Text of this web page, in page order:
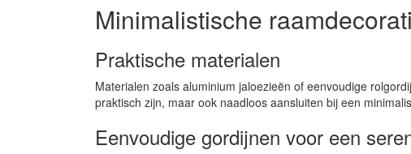
Minimalistische
Praktische materialen
Materialen zoals aluminium jaloezieën of eenvoudige
praktisch zijn, maar ook naadloos aansluiten bij een
Eenvoudige gordijnen voor een